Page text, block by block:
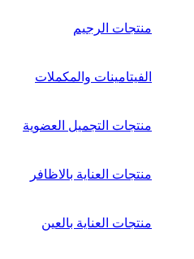
منتجات الرجيم
الفيتامينات والمكملات
منتجات التجميل العضوية
منتجات العناية بالاظافر
منتجات العناية بالعين